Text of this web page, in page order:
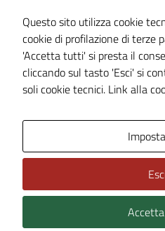
Cookie Policy
Note legali
Dichiarazione di accessibilità
Piano di miglioramento del sito
Technical Design s.r.l.
Questo sito utilizza cookie
cookie di profilazione di terze
'Accetta tutti' si presta il
cliccando sul tasto 'Esci' si
soli cookie tecnici. Link alla